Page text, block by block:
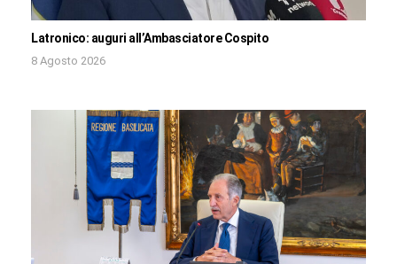
Latronico: auguri all’Ambasciatore Cospito
8 Agosto 2026